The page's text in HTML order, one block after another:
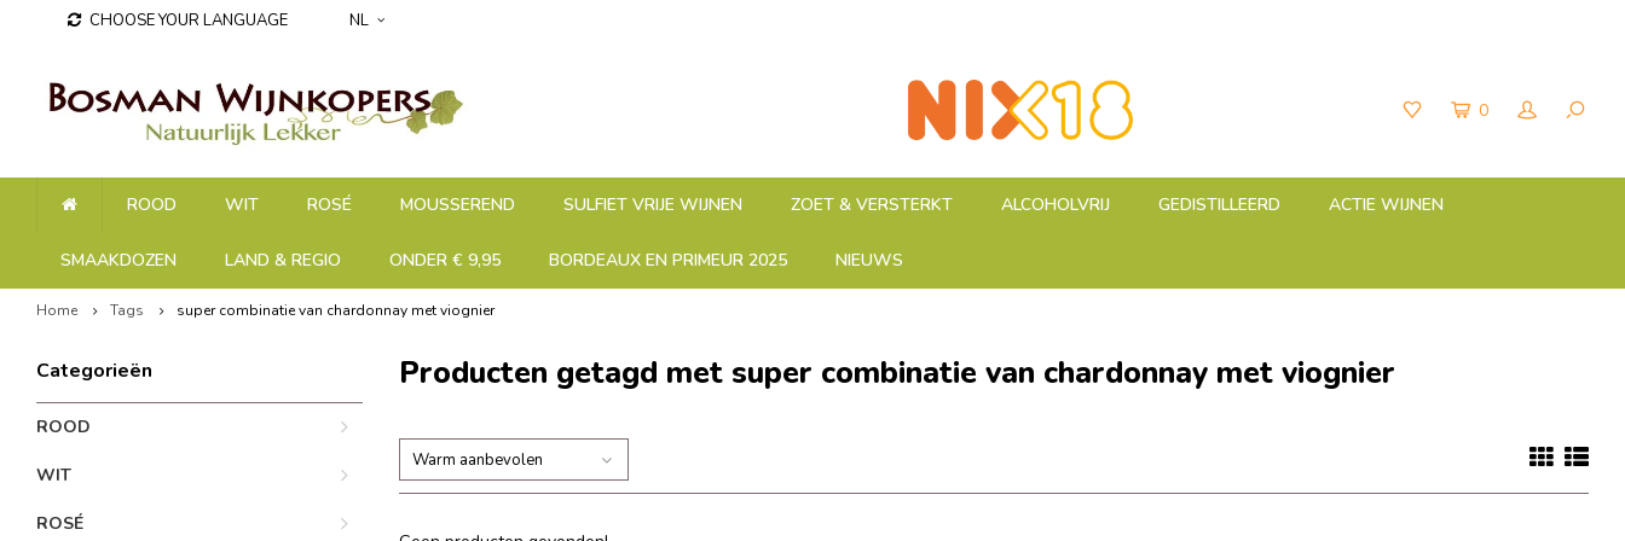
CHOOSE YOUR LANGUAGE NL
0
ROOD WIT ROSÉ MOUSSEREND SULFIET VRIJE WIJNEN ZOET & VERSTERKT ALCOHOLVRIJ GEDISTILLEERD ACTIE WIJNEN
SMAAKDOZEN LAND & REGIO ONDER € 9,95 BORDEAUX EN PRIMEUR 2025 NIEUWS
Home Tags super combinatie van chardonnay met viognier
Categorieën
ROOD
WIT
ROSÉ
Producten getagd met super combinatie van chardonnay met viognier
Warm aanbevolen